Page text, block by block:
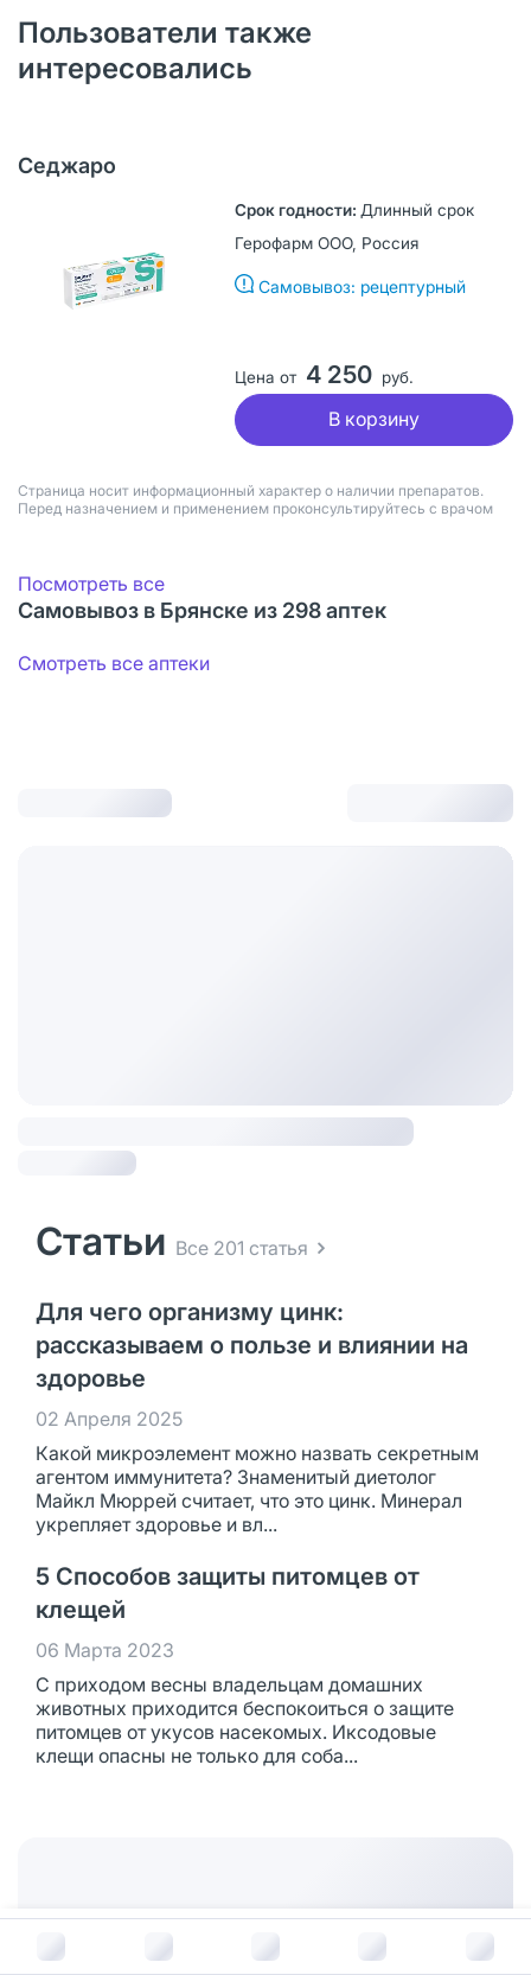
В корзину за15 356
Пользователи также
интересовались
Седжаро
Длинный срок
Герофарм ООО, Россия
Самовывоз: рецептурный
Цена от 4 250 руб.
В корзину
Страница носит информационный характер о наличии препаратов.
Перед назначением и применением проконсультируйтесь с врачом
Посмотреть все
Самовывоз в Брянске из 298 аптек
Смотреть все аптеки
Статьи Все 201 статья
Для чего организму цинк:
рассказываем о пользе и влиянии на
здоровье
02 Апреля 2025
Какой микроэлемент можно назвать секретным
агентом иммунитета? Знаменитый диетолог
Майкл Мюррей считает, что это цинк. Минерал
укрепляет здоровье и вл...
5 Способов защиты питомцев от
клещей
06 Марта 2023
С приходом весны владельцам домашних
животных приходится беспокоиться о защите
питомцев от укусов насекомых. Иксодовые
клещи опасны не только для соба...